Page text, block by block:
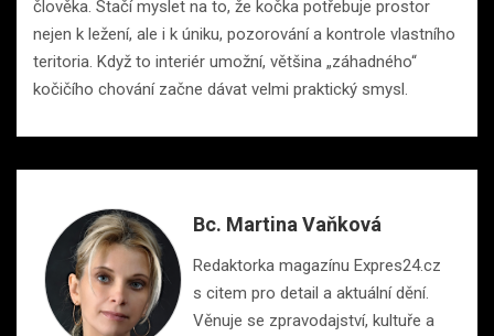
člověka. Stačí myslet na to, že kočka potřebuje prostor
nejen k ležení, ale i k úniku, pozorování a kontrole vlastního
teritoria. Když to interiér umožní, většina „záhadného“
kočičího chování začne dávat velmi praktický smysl.
Bc. Martina Vaňková
Redaktorka magazínu Expres24.cz
s citem pro detail a aktuální dění.
Věnuje se zpravodajství, kultuře a